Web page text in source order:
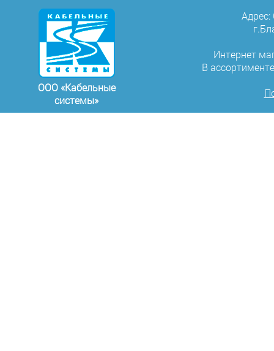
ООО «Кабельные
системы»
Адрес:
Интернет
В